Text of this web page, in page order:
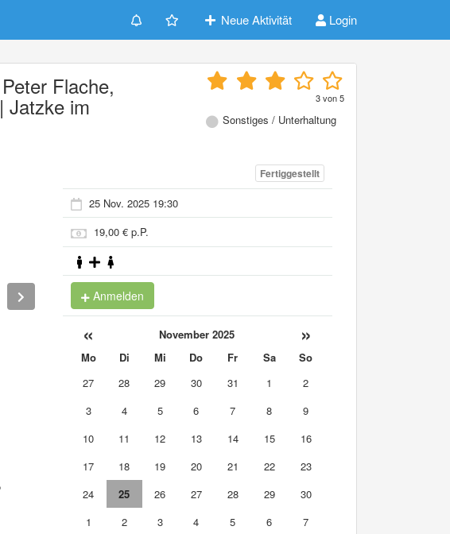
Neue Aktivität Login
Flache,
Jatzke im 3von5
Sonstiges / Unterhaltung
Fertiggestellt
25 Nov. 2025 19:30
19,00 € p.P.
Anmelden
« November 2025 »
Mo Di Mi Do Fr Sa
So
27
28 29 30 31 1
2
3
4 5 6 7 8
9
10
11 12 13 14 15
16
17
18 19 20 21 22
23
24
25 26 27 28 29
30
1
2 3 4 5 6 7